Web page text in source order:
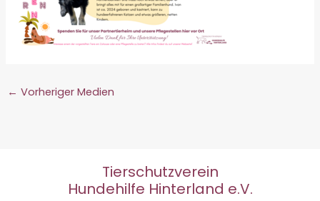
← Vorheriger Medien
Tierschutzverein
Hundehilfe Hinterland e.V.